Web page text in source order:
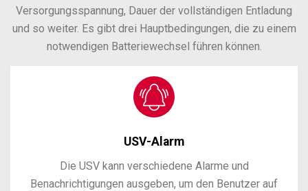
Versorgungsspannung, Dauer der vollständigen Entladung
und so weiter. Es gibt drei Hauptbedingungen, die zu einem
notwendigen Batteriewechsel führen können.
USV-Alarm
Die USV kann verschiedene Alarme und
Benachrichtigungen ausgeben, um den Benutzer auf